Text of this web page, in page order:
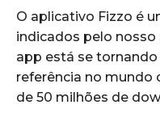
O aplicativo Fizzo é
indicados pelo nosso
app está se
referência no mundo
de 50 milhões de